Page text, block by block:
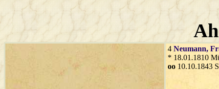
4 Neumann,
* 18.01.1810
oo 10.10.1843